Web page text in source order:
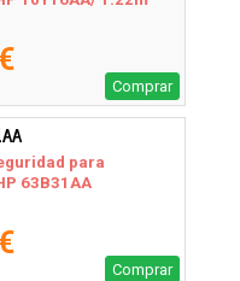
Comprar
para
63B31AA
Comprar